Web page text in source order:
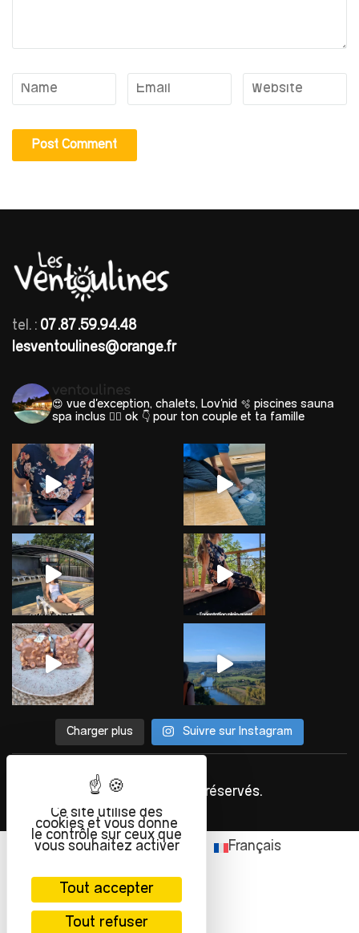
tel. : 07.87.59.94.48
lesventoulines@orange.fr
ventoulines
😍 vue d'exception, chalets, Lov'nid 🫧 piscines sauna
spa inclus 🐕‍🦺 ok 👇 pour ton couple et ta famille
Charger plus Suivre sur Instagram
2023. Tous droits réservés.
English(Anglais Français
Ce site utilise des
cookies et vous donne
le contrôle sur ceux que
vous souhaitez activer
Tout accepter
Tout refuser